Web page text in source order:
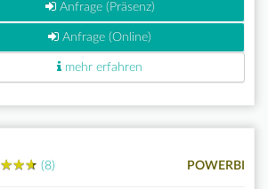
Anfrage (Präsenz)
Anfrage (Online)
mehr erfahren
★★★
★★★ (8) POWERBI